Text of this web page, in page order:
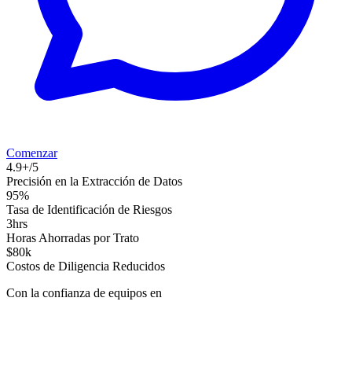
Comenzar
4.9+/5
Precisión en la Extracción de Datos
95%
Tasa de Identificación de Riesgos
3hrs
Horas Ahorradas por Trato
$80k
Costos de Diligencia Reducidos
Con la confianza de equipos en